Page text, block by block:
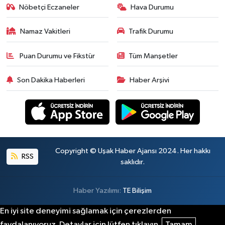
Nöbetçi Eczaneler Hava Durumu
Namaz Vakitleri Trafik Durumu
Puan Durumu ve Fikstür Tüm Manşetler
Son Dakika Haberleri Haber Arşivi
RSS
Copyright © Uşak Haber Ajansı 2024. Her hakkı
saklıdır.
Haber Yazılımı: TE Bilişim
En iyi site deneyimi sağlamak için çerezlerden